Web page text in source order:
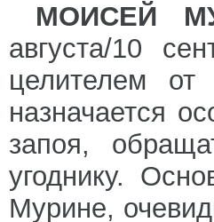
МОИСЕЙ
августа/10
целителем
назначается
запоя,
угоднику.
Мурине,